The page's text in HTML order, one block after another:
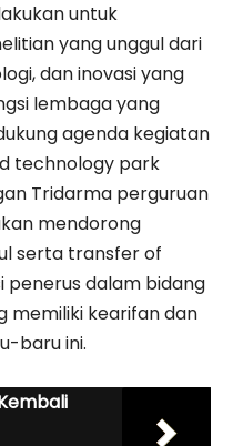
untuk
yang unggul dari
dan inovasi yang
lembaga yang
agenda kegiatan
technology park
Tridarma perguruan
mendorong
serta transfer of
penerus dalam bidang
memiliki kearifan dan
baru ini.